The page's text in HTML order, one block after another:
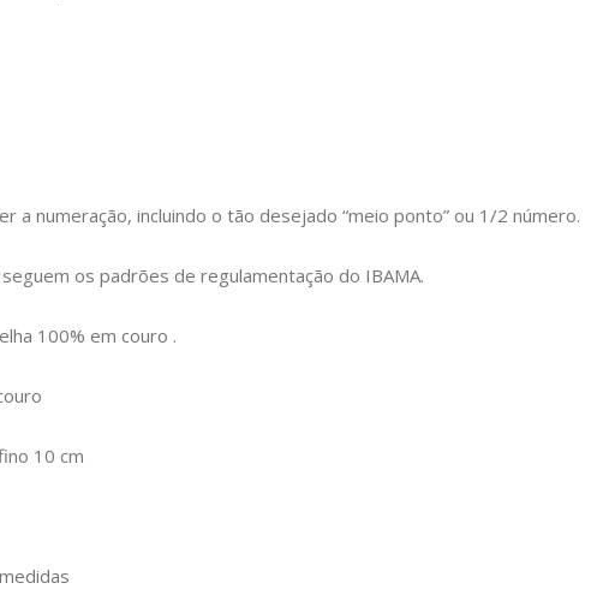
a numeração, incluindo o tão desejado “meio ponto” ou 1/2 número.
os padrões de regulamentação do IBAMA.
100% em couro .
10 cm